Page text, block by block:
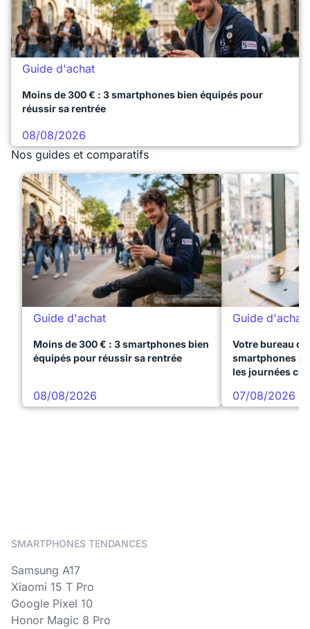
Guide d'achat
Moins de 300 € : 3 smartphones bien équipés pour
réussir sa rentrée
08/08/2026
Nos guides et comparatifs
Guide d'achat
Moins de 300 € : 3 smartphones bien
équipés pour réussir sa rentrée
08/08/2026
Guide d'achat
Votre bureau
smartphones
les journées
07/08/2026
SMARTPHONES TENDANCES
Samsung A17
Xiaomi 15 T Pro
Google Pixel 10
Honor Magic 8 Pro